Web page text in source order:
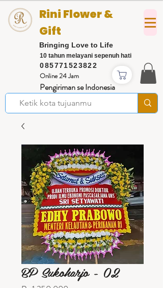
085771523822
Rini Flower &
Gift
Bringing Love to Life
Online 24 Jam
Pengiriman se Indonesia
10 tahun melayani sepenuh hati
BP Sukoharjo - 02